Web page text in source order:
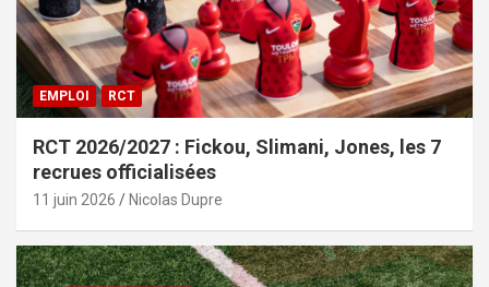
EMPLOI RCT
RCT 2026/2027 : Fickou, Slimani, Jones, les 7
recrues officialisées
11 juin 2026 Nicolas Dupre